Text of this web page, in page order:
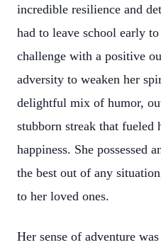
incredible resilience and
had to leave school early
challenge with a positive
adversity to weaken her
delightful mix of humor,
stubborn streak that fueled
happiness. She possessed
the best out of any
to her loved ones.
Her sense of adventure